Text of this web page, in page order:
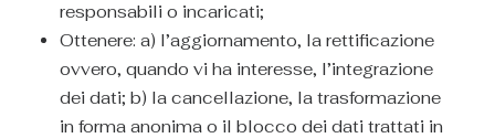
responsabili o incaricati;
Ottenere: a) l’aggiornamento, la rettificazione
ovvero, quando vi ha interesse, l’integrazione
dei dati; b) la cancellazione, la trasformazione
in forma anonima o il blocco dei dati trattati in